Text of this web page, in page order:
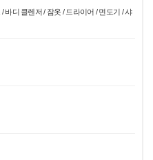
바디 클렌저 / 잠옷 / 드라이어 / 면도기 / 샤